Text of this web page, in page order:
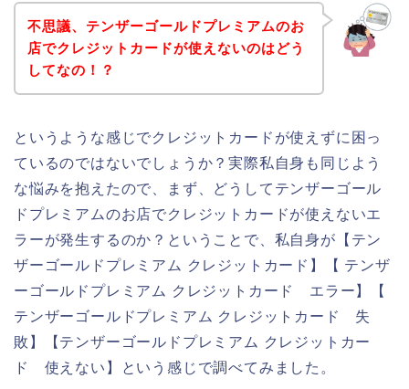
不思議、テンザーゴールドプレミアムのお
店でクレジットカードが使えないのはどう
してなの！？
というような感じでクレジットカードが使えずに困っ
ているのではないでしょうか？実際私自身も同じよう
な悩みを抱えたので、まず、どうしてテンザーゴール
ドプレミアムのお店でクレジットカードが使えないエ
ラーが発生するのか？ということで、私自身が【テン
ザーゴールドプレミアム クレジットカード】【 テンザ
ーゴールドプレミアム クレジットカード エラー】【
テンザーゴールドプレミアム クレジットカード 失
敗】【テンザーゴールドプレミアム クレジットカー
ド 使えない】という感じで調べてみました。